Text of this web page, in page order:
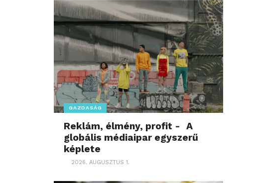
GAZDASÁG
Reklám, élmény, profit - A
globális médiaipar egyszerű
képlete
2026. AUGUSZTUS 1.